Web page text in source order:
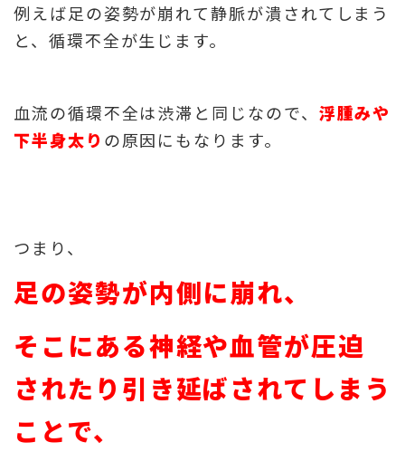
例えば足の姿勢が崩れて静脈が潰されてしまう
と、循環不全が生じます。
血流の循環不全は渋滞と同じなので、 浮腫みや
下半身太り の原因にもなります。
つまり、
足の姿勢が内側に崩れ、
そこにある神経や血管が圧迫
されたり引き延ばされてしまう
ことで、